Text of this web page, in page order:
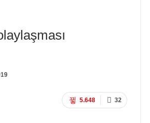
32
5.648